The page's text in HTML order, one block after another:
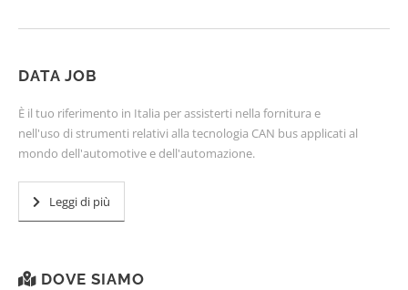
DATA JOB
È il tuo riferimento in Italia per assisterti nella fornitura e
nell'uso di strumenti relativi alla tecnologia CAN bus applicati al
mondo dell'automotive e dell'automazione.
Leggi di più
DOVE SIAMO